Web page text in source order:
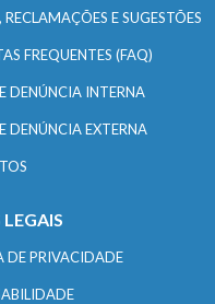
RECLAMAÇÕES E SUGESTÕES
FREQUENTES (FAQ)
DENÚNCIA INTERNA
DENÚNCIA EXTERNA
DE PRIVACIDADE